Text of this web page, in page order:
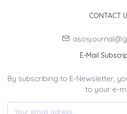
CONTACT
E-Mail
By subscribing to E-Newsletter,
to your e-